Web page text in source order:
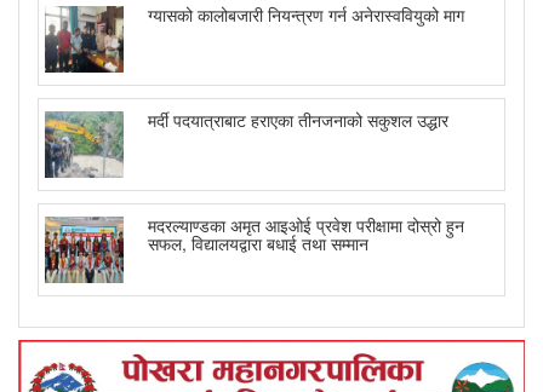
ग्यासको कालोबजारी नियन्त्रण गर्न अनेरास्ववियुको माग
मर्दी पदयात्राबाट हराएका तीनजनाको सकुशल उद्धार
मदरल्याण्डका अमृत आइओई प्रवेश परीक्षामा दोस्रो हुन
सफल, विद्यालयद्वारा बधाई तथा सम्मान